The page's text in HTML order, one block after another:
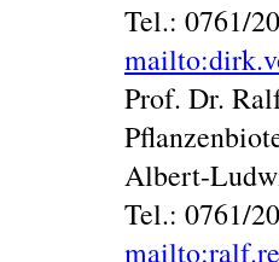
Tel.: 0761/
Prof. Dr.
Albert-
Tel.: 0761/